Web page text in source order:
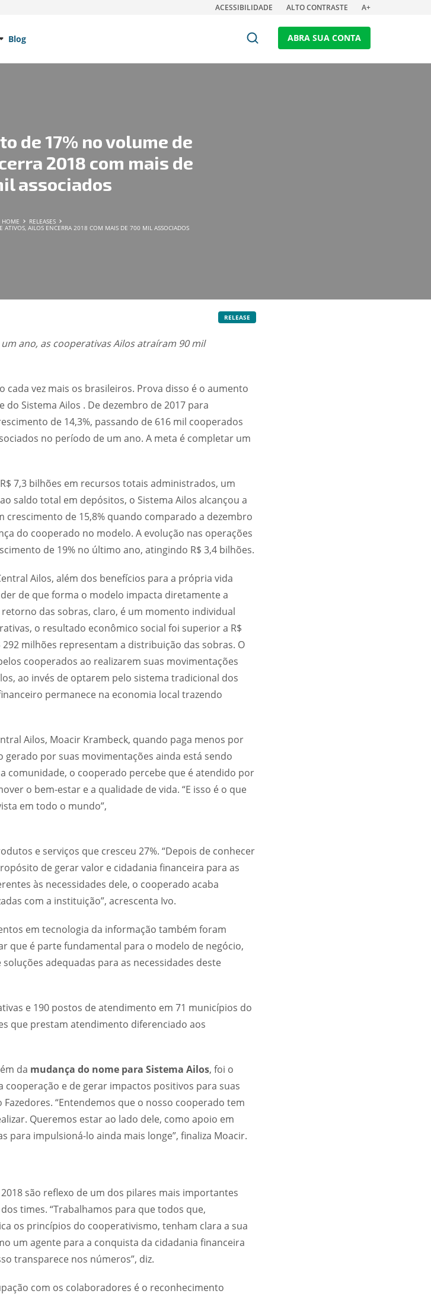
ACESSIBILIDADE ALTO CONTRASTE A+
Blog ABRA SUA CONTA
de 17% no volume de
2018 com mais de
associados
HOME
RELEASES
AILOS ENCERRA 2018 COM MAIS DE 700 MIL ASSOCIADOS
RELEASE
ano, as cooperativas Ailosatraíram 90 mil
vez mais os brasileiros. Prova disso é o aumento
Sistema Ailos . De dezembro de 2017 para
de 14,3%, passando de 616 mil cooperados
no período de um ano. A meta é completar um
7,3 bilhões em recursos totais administrados, um
saldo total em depósitos, o Sistema Ailos alcançou a
crescimento de 15,8% quando comparado a dezembro
do cooperado no modelo. A evolução nas operações
de 19% no último ano, atingindo R$ 3,4 bilhões.
Ailos, além dos benefícios para a própria vida
de que forma o modelo impacta diretamente a
das sobras, claro, é um momento individual
o resultado econômico social foi superior a R$
292 milhões representam a distribuição das sobras. O
cooperados ao realizarem suas movimentações
ao invés de optarem pelo sistema tradicional dos
permanece na economia local trazendo
Ailos, Moacir Krambeck, quando paga menos por
por suas movimentações ainda está sendo
comunidade, o cooperado percebe que é atendido por
o bem-estar e a qualidade de vida. “E isso é o que
em todo o mundo”,
e serviços que cresceu 27%. “Depois de conhecer
de gerar valor e cidadania financeira para as
às necessidades dele, o cooperado acaba
com a instituição”, acrescenta Ivo.
em tecnologia da informação também foram
que é parte fundamental para o modelo de negócio,
adequadas para as necessidades deste
e 190 postos de atendimento em 71 municípios do
que prestam atendimento diferenciado aos
da mudança do nome para Sistema Ailos, foi o
e de gerar impactos positivos para suas
“Entendemos que o nosso cooperado tem
Queremos estar ao lado dele, como apoio em
para impulsioná-lo ainda mais longe”, finaliza Moacir.
são reflexo de um dos pilares mais importantes
times. “Trabalhamos para que todos que,
os princípios do cooperativismo, tenham clara a sua
um agente para a conquista da cidadania financeira
transparece nos números”, diz.
com os colaboradores é o reconhecimento